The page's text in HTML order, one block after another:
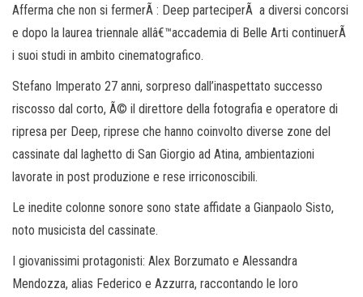
Afferma che non si fermerÃ : Deep parteciperÃ a diversi concorsi
e dopo la laurea triennale allâ€™accademia di Belle Arti continuerÃ
i suoi studi in ambito cinematografico.
Stefano Imperato 27 anni, sorpreso dall’inaspettato successo
riscosso dal corto, Ã© il direttore della fotografia e operatore di
ripresa per Deep, riprese che hanno coinvolto diverse zone del
cassinate dal laghetto di San Giorgio ad Atina, ambientazioni
lavorate in post produzione e rese irriconoscibili.
Le inedite colonne sonore sono state affidate a Gianpaolo Sisto,
noto musicista del cassinate.
I giovanissimi protagonisti: Alex Borzumato e Alessandra
Mendozza, alias Federico e Azzurra, raccontando le loro